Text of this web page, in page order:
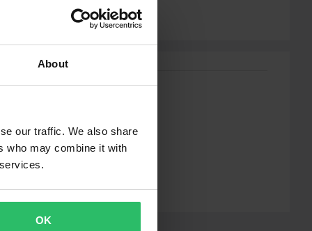
About
our traffic. We also share
who may combine it with
OK